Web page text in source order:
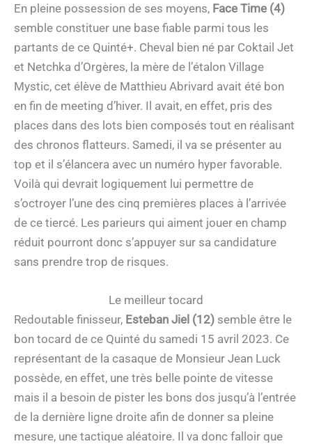
En pleine possession de ses moyens, Face Time (4)
semble constituer une base fiable parmi tous les
partants de ce Quinté+. Cheval bien né par Coktail Jet
et Netchka d’Orgères, la mère de l’étalon Village
Mystic, cet élève de Matthieu Abrivard avait été bon
en fin de meeting d’hiver. Il avait, en effet, pris des
places dans des lots bien composés tout en réalisant
des chronos flatteurs. Samedi, il va se présenter au
top et il s’élancera avec un numéro hyper favorable.
Voilà qui devrait logiquement lui permettre de
s’octroyer l’une des cinq premières places à l’arrivée
de ce tiercé. Les parieurs qui aiment jouer en champ
réduit pourront donc s’appuyer sur sa candidature
sans prendre trop de risques.
Le meilleur tocard
Redoutable finisseur, Esteban Jiel (12) semble être le
bon tocard de ce Quinté du samedi 15 avril 2023. Ce
représentant de la casaque de Monsieur Jean Luck
possède, en effet, une très belle pointe de vitesse
mais il a besoin de pister les bons dos jusqu’à l’entrée
de la dernière ligne droite afin de donner sa pleine
mesure, une tactique aléatoire. Il va donc falloir que